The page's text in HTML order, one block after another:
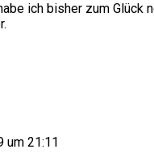
ich bisher zum
um 21:11